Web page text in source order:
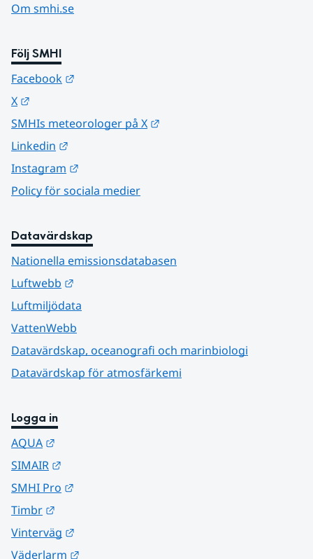
Om smhi.se
Följ SMHI
Facebook
X
SMHIs meteorologer på X
Linkedin
Instagram
Policy för sociala medier
Datavärdskap
Nationella emissionsdatabasen
Luftwebb
Luftmiljödata
VattenWebb
Datavärdskap, oceanografi och marinbiologi
Datavärdskap för atmosfärkemi
Logga in
AQUA
SIMAIR
SMHI Pro
Timbr
Vinterväg
Väderlarm